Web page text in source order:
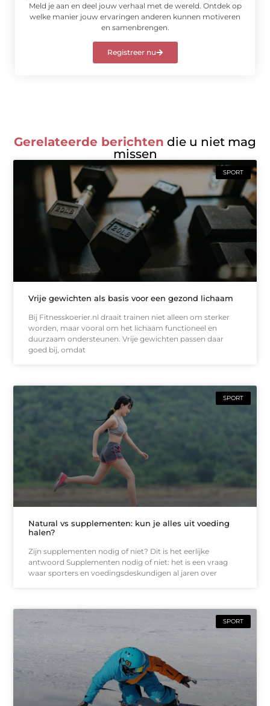
Meld je aan en deel jouw verhaal met de wereld. Ontdek op
welke manier jouw ervaringen anderen kunnen motiveren
en samenbrengen.
Registreer nu
Gerelateerde berichten die u niet mag
missen
SPORT
Vrije gewichten als basis voor een gezond lichaam
Bij Fitnesskoerier.nl draait trainen niet alleen om sterker
worden, maar vooral om het lichaam functioneel en
duurzaam ondersteunen. Vrije gewichten passen daar
goed bij, omdat
SPORT
Natural vs supplementen: kun je alles uit voeding
halen?
Zijn supplementen nodig of niet? Dit is het eerlijke
antwoord Supplementen nodig of niet: het is een vraag
waar sporters en voedingsdeskundigen al jaren over
SPORT